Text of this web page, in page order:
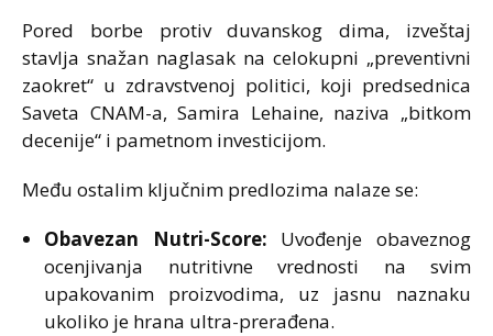
Pored borbe protiv duvanskog dima, izveštaj
stavlja snažan naglasak na celokupni „preventivni
zaokret“ u zdravstvenoj politici, koji predsednica
Saveta CNAM-a, Samira Lehaine, naziva „bitkom
decenije“ i pametnom investicijom.
Među ostalim ključnim predlozima nalaze se:
Obavezan Nutri-Score: Uvođenje obaveznog
ocenjivanja nutritivne vrednosti na svim
upakovanim proizvodima, uz jasnu naznaku
ukoliko je hrana ultra-prerađena.